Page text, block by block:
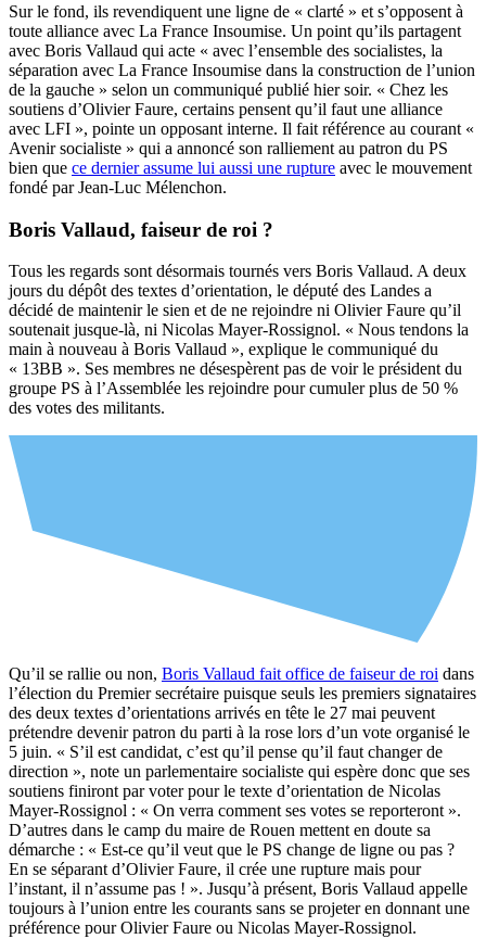
Sur le fond, ils revendiquent une ligne de « clarté » et s’opposent à
toute alliance avec La France Insoumise. Un point qu’ils partagent
avec Boris Vallaud qui acte « avec l’ensemble des socialistes, la
séparation avec La France Insoumise dans la construction de l’union
de la gauche » selon un communiqué publié hier soir. « Chez les
soutiens d’Olivier Faure, certains pensent qu’il faut une alliance
avec LFI », pointe un opposant interne. Il fait référence au courant «
Avenir socialiste » qui a annoncé son ralliement au patron du PS
bien que ce dernier assume lui aussi une rupture avec le mouvement
fondé par Jean-Luc Mélenchon.
Boris Vallaud, faiseur de roi ?
Tous les regards sont désormais tournés vers Boris Vallaud. A deux
jours du dépôt des textes d’orientation, le député des Landes a
décidé de maintenir le sien et de ne rejoindre ni Olivier Faure qu’il
soutenait jusque-là, ni Nicolas Mayer-Rossignol. « Nous tendons la
main à nouveau à Boris Vallaud », explique le communiqué du
« 13BB ». Ses membres ne désespèrent pas de voir le président du
groupe PS à l’Assemblée les rejoindre pour cumuler plus de 50 %
des votes des militants.
Qu’il se rallie ou non, Boris Vallaud fait office de faiseur de roi dans
l’élection du Premier secrétaire puisque seuls les premiers signataires
des deux textes d’orientations arrivés en tête le 27 mai peuvent
prétendre devenir patron du parti à la rose lors d’un vote organisé le
5 juin. « S’il est candidat, c’est qu’il pense qu’il faut changer de
direction », note un parlementaire socialiste qui espère donc que ses
soutiens finiront par voter pour le texte d’orientation de Nicolas
Mayer-Rossignol : « On verra comment ses votes se reporteront ».
D’autres dans le camp du maire de Rouen mettent en doute sa
démarche : « Est-ce qu’il veut que le PS change de ligne ou pas ?
En se séparant d’Olivier Faure, il crée une rupture mais pour
l’instant, il n’assume pas ! ». Jusqu’à présent, Boris Vallaud appelle
toujours à l’union entre les courants sans se projeter en donnant une
préférence pour Olivier Faure ou Nicolas Mayer-Rossignol.